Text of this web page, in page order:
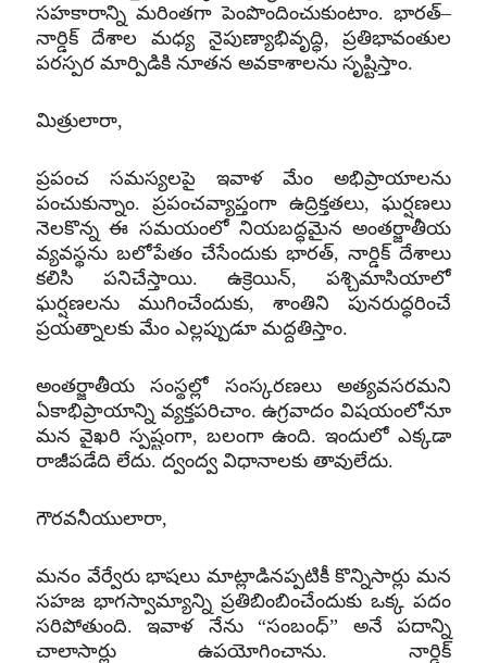
సహకారాన్ని మరింతగా పెంపొందించుకుంటాం.భారత్–
నార్డిక్‌ దేశాల మధ్య నైపుణ్యాభివృద్ధి,ప్రతిభావంతుల
పరస్పర మార్పిడికి నూతన అవకాశాలను సృష్టిస్తాం.
మిత్రులారా,
ప్రపంచ సమస్యలపై ఇవాళ మేం అభిప్రాయాలను
పంచుకున్నాం. ప్రపంచవ్యాప్తంగా ఉద్రిక్తతలు,ఘర్షణలు
నెలకొన్న ఈ సమయంలో నియబద్ధమైన అంతర్జాతీయ
వ్యవస్థను బలోపేతం చేసేందుకు భారత్‌,నార్డిక్‌ దేశాలు
కలిసి పనిచేస్తాయి.ఉక్రెయిన్‌,పశ్చిమాసియాలో
ఘర్షణలను ముగించేందుకు,శాంతిని పునరుద్ధరించే
ప్రయత్నాలకు మేం ఎల్లప్పుడూ మద్దతిస్తాం.
అంతర్జాతీయ సంస్థల్లో సంస్కరణలు అత్యవసరమని
ఏకాభిప్రాయాన్ని వ్యక్తపరిచాం.ఉగ్రవాదం విషయంలోనూ
మన వైఖరి స్పష్టంగా, బలంగా ఉంది.ఇందులో ఎక్కడా
రాజీపడేది లేదు. ద్వంద్వ విధానాలకు తావులేదు.
గౌరవనీయులారా,
మనం వేర్వేరు భాషలు మాట్లాడినప్పటికీ కొన్నిసార్లు మన
సహజ భాగస్వామ్యాన్ని ప్రతిబింబించేందుకు ఒక్క పదం
సరిపోతుంది.ఇవాళ నేను “సంబంధ్‌” అనే పదాన్ని
చాలాసార్లు ఉపయోగించాను.నార్డిక్‌